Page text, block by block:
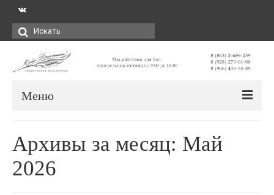
Искать:
Меню
Архивы за месяц: Май
2026